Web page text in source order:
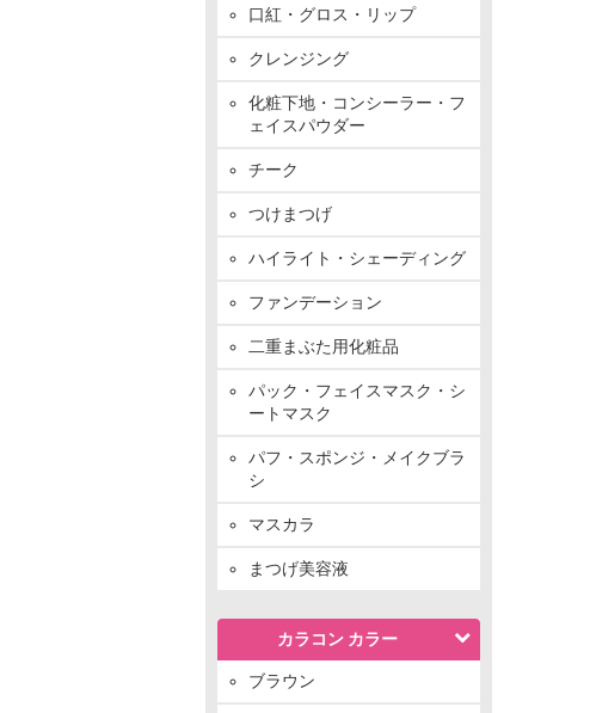
口紅・グロス・リップ
クレンジング
化粧下地・コンシーラー・フ
ェイスパウダー
チーク
つけまつげ
ハイライト・シェーディング
ファンデーション
二重まぶた用化粧品
パック・フェイスマスク・シ
ートマスク
パフ・スポンジ・メイクブラ
シ
マスカラ
まつげ美容液
カラコン カラー
ブラウン